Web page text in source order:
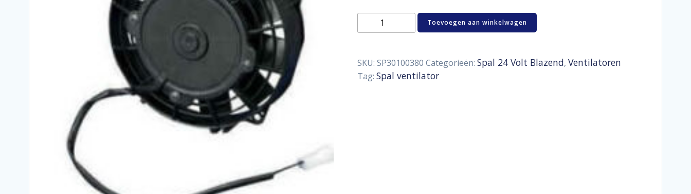
Spal
ventilator
aantal
Toevoegen aan winkelwagen
SKU: SP30100380 Categorieën: Spal 24 Volt Blazend, Ventilatoren
Tag: Spal ventilator